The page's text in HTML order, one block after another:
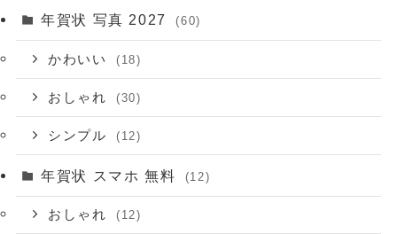
年賀状 写真 2027 (60)
かわいい (18)
おしゃれ (30)
シンプル (12)
年賀状 スマホ 無料 (12)
おしゃれ (12)